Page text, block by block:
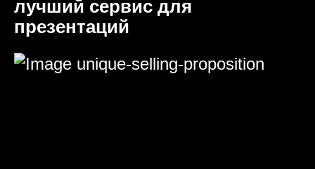
лучший сервис для
презентаций